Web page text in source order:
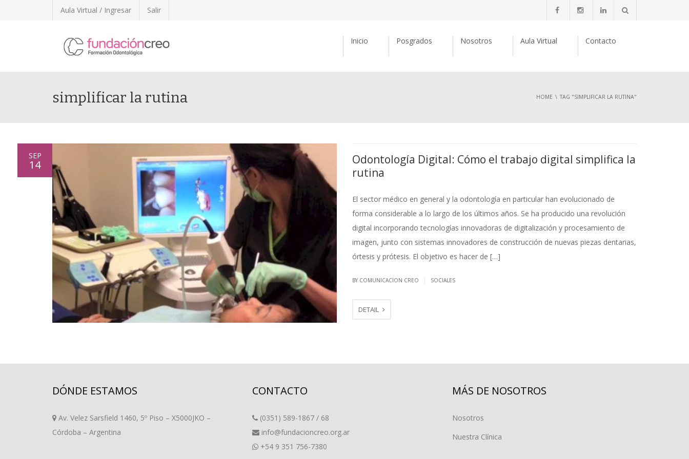
Aula Virtual / Ingresar Salir
Inicio Posgrados Nosotros Aula Virtual Contacto
simplificar la rutina HOME TAG "SIMPLIFICAR LA RUTINA"
SEP
14
Odontología Digital: Cómo el trabajo digital simplifica la
rutina
El sector médico en general y la odontología en particular han evolucionado de
forma considerable a lo largo de los últimos años. Se ha producido una revolución
digital incorporando tecnologías innovadoras de digitalización y procesamiento de
imagen, junto con sistemas innovadores de construcción de nuevas piezas dentarias,
órtesis y prótesis. El objetivo es hacer de […]
BY COMUNICACION CREO SOCIALES
DETAIL
DÓNDE ESTAMOS
Av. Velez Sarsfield 1460, 5º Piso – X5000JKO –
Córdoba – Argentina
CONTACTO
(0351) 589-1867 / 68
info@fundacioncreo.org.ar
+54 9 351 756-7380
MÁS DE NOSOTROS
Nosotros
Nuestra Clínica